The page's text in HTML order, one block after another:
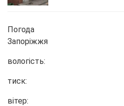
Погода
Запоріжжя
вологість:
тиск:
вітер: